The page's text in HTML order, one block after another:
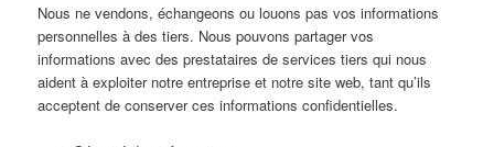
Nous ne vendons, échangeons ou louons pas vos informations
personnelles à des tiers. Nous pouvons partager vos
informations avec des prestataires de services tiers qui nous
aident à exploiter notre entreprise et notre site web, tant qu’ils
acceptent de conserver ces informations confidentielles.